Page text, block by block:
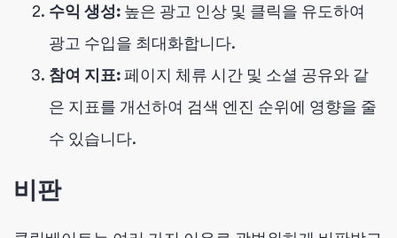
수익 생성: 높은 광고 인상 및 클릭을 유도하여
광고 수입을 최대화합니다.
참여 지표:페이지 체류 시간 및 소셜 공유와 같
은 지표를 개선하여 검색 엔진 순위에 영향을 줄
수 있습니다.
비판